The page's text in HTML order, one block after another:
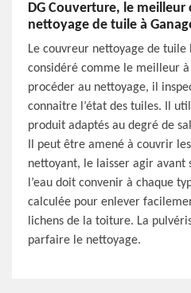
DG Couverture, le
nettoyage de tuile à
Le couvreur nettoyage de tuile
considéré comme le meilleur
procéder au nettoyage, il
connaitre l’état des tuiles. Il
produit adaptés au degré de
Il peut être amené à couvrir
nettoyant, le laisser agir avant
l’eau doit convenir à chaque
calculée pour enlever
lichens de la toiture. La
parfaire le nettoyage.